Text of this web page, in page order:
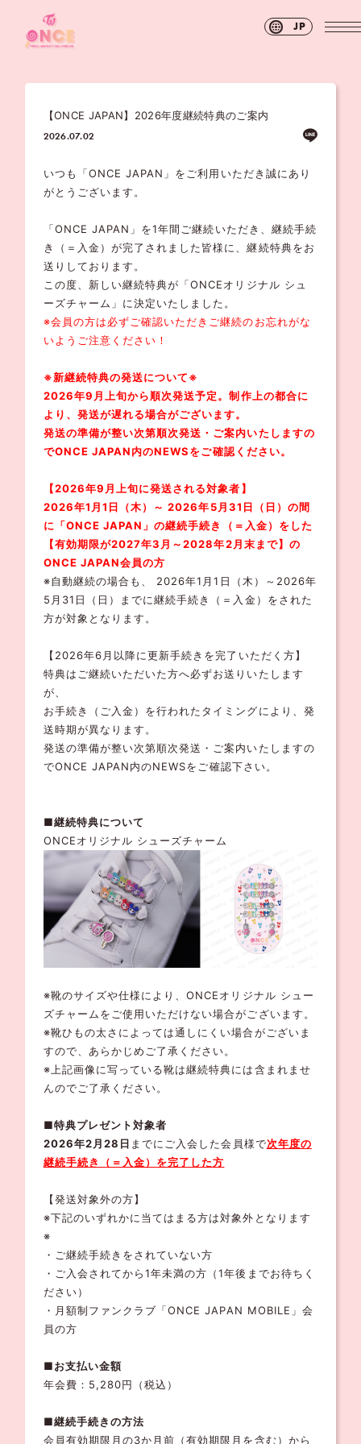
JP
【ONCE JAPAN】2026年度継続特典のご案内
2026.07.02
いつも「ONCE JAPAN」をご利用いただき誠にあり
がとうございます。
「ONCE JAPAN」を1年間ご継続いただき、継続手続
き（＝入金）が完了されました皆様に、継続特典をお
送りしております。
この度、新しい継続特典が「ONCEオリジナル シュ
ーズチャーム」に決定いたしました。
※会員の方は必ずご確認いただきご継続のお忘れがな
いようご注意ください！
※新継続特典の発送について※
2026年9月上旬から順次発送予定。制作上の都合に
より、発送が遅れる場合がございます。
発送の準備が整い次第順次発送・ご案内いたしますの
でONCE JAPAN内のNEWSをご確認ください。
【2026年9月上旬に発送される対象者】
2026年1月1日（木）～ 2026年5月31日（日）の間
に「ONCE JAPAN」の継続手続き（＝入金） をした
【有効期限が2027年3月～2028年2月末まで】の
ONCE JAPAN会員の方
※自動継続の場合も、 2026年1月1日（木）～2026年
5月31日（日）までに継続手続き（＝入金）をされた
方が対象となります。
【2026年6月以降に更新手続きを完了いただく方】
特典はご継続いただいた方へ必ずお送りいたします
が、
お手続き（ご入金）を行われたタイミングにより、発
送時期が異なります。
発送の準備が整い次第順次発送・ご案内いたしますの
でONCE JAPAN内のNEWSをご確認下さい。
■継続特典について
ONCEオリジナル シューズチャーム
※靴のサイズや仕様により、ONCEオリジナル シュー
ズチャームをご使用いただけない場合がございます。
※靴ひもの太さによっては通しにくい場合がございま
すので、あらかじめご了承ください。
※上記画像に写っている靴は継続特典には含まれませ
んのでご了承ください。
■特典プレゼント対象者
2026年2月28日 までにご入会した会員様で次年度の
継続手続き（＝入金） を完了した方
【発送対象外の方】
※下記のいずれかに当てはまる方は対象外となります
※
・ご継続手続きをされていない方
・ご入会されてから1年未満の方（1年後までお待ちく
ださい）
・月額制ファンクラブ「ONCE JAPAN MOBILE」会
員の方
■お支払い金額
年会費：5,280円（税込）
■継続手続きの方法
会員有効期限月の3か月前（有効期限月を含む）から